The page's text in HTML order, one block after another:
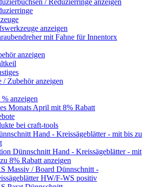
/ Reduzierringe anzeigen
anzeigen
mit Fahne für Innentorx
anzeigen
/ Zubehör anzeigen
anzeigen
Monats April mit 8% Rabatt
bei craft-tools
Hand - Kreissägeblätter - mit bis zu
Dünnschnitt Hand - Kreissägeblätter - mit
8% Rabatt anzeigen
Massiv / Board Dünnschnitt -
HW/F-WS positiv